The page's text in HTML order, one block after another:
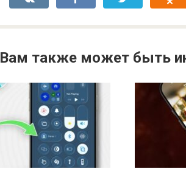
Вам также может быть